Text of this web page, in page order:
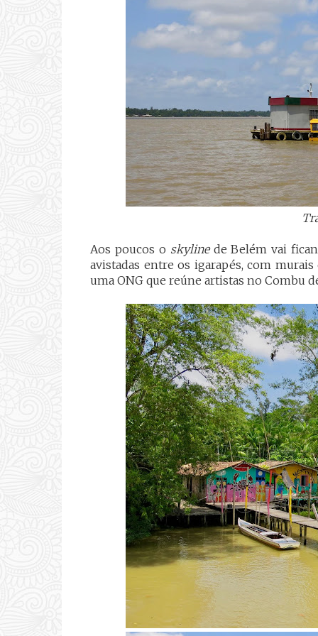
Aos poucos o skylinede Belém vai
avistadas entre os igarapés, com
uma ONG que reúne artistas no Combu